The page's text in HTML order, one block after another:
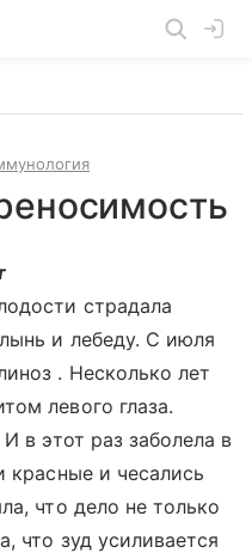
страдала
и лебеду. С июля
. Несколько лет
левого глаза.
в этот раз заболела в
красные и чесались
что дело не только
что зуд усиливается